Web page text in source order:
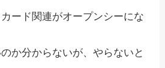
ード関連がオープンシーにな
か分からないが、やらないと